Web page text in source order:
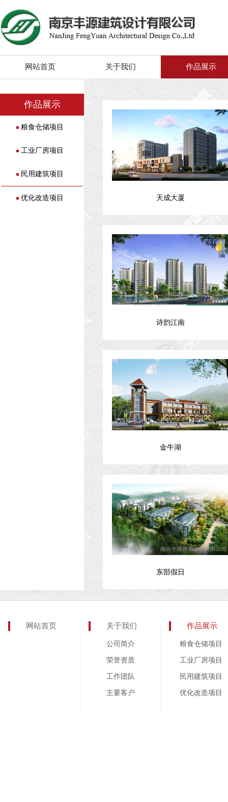
网站首页 关于我们 作品展示
作品展示
粮食仓储项目
工业厂房项目
民用建筑项目
优化改造项目 天成大厦
诗韵江南
金牛湖
东部假日
网站首页 关于我们
公司简介
荣誉资质
工作团队
主要客户
作品展示
粮食仓储项目
工业厂房项目
民用建筑项目
优化改造项目